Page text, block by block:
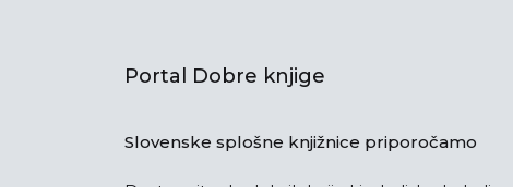
Portal Dobre knjige
Slovenske splošne knjižnice priporočamo